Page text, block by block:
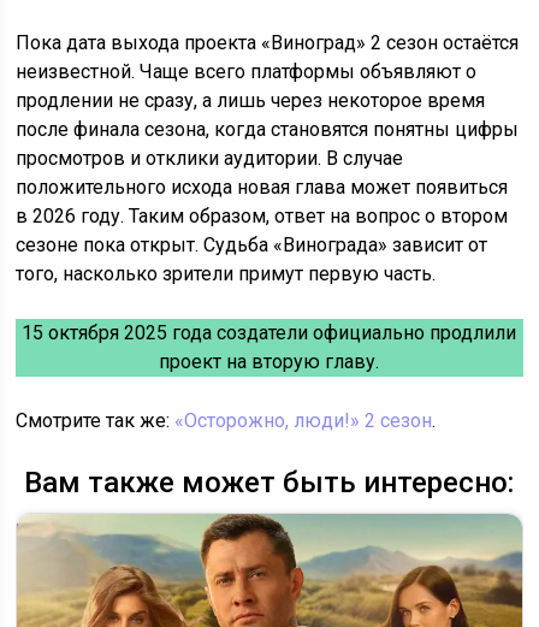
Пока дата выхода проекта «Виноград» 2 сезон остаётся
неизвестной. Чаще всего платформы объявляют о
продлении не сразу, а лишь через некоторое время
после финала сезона, когда становятся понятны цифры
просмотров и отклики аудитории. В случае
положительного исхода новая глава может появиться
в 2026 году. Таким образом, ответ на вопрос о втором
сезоне пока открыт. Судьба «Винограда» зависит от
того, насколько зрители примут первую часть.
15 октября 2025 года создатели официально продлили
проект на вторую главу.
Смотрите так же: «Осторожно, люди!» 2 сезон.
Вам также может быть интересно: